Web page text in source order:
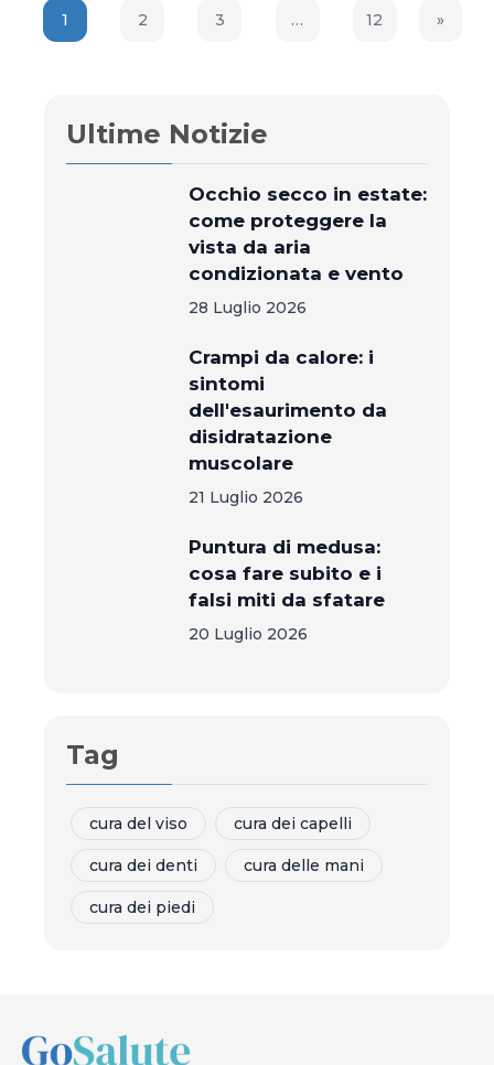
1 2 3 … 12 Next
»
Ultime Notizie
Occhio secco in estate:
come proteggere la
vista da aria
condizionata e vento
28 Luglio 2026
Crampi da calore: i
sintomi
dell'esaurimento da
disidratazione
muscolare
21 Luglio 2026
Puntura di medusa:
cosa fare subito e i
falsi miti da sfatare
20 Luglio 2026
Tag
cura del viso cura dei capelli
cura dei denti cura delle mani
cura dei piedi